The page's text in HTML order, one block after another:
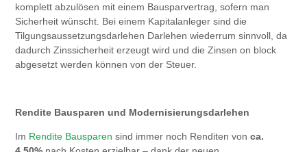
komplett abzulösen mit einem Bausparvertrag, sofern man
Sicherheit wünscht. Bei einem Kapitalanleger sind die
Tilgungsaussetzungsdarlehen Darlehen wiederrum sinnvoll, da
dadurch Zinssicherheit erzeugt wird und die Zinsen on block
abgesetzt werden können von der Steuer.
Rendite Bausparen und Modernisierungsdarlehen
Im Rendite Bausparen sind immer noch Renditen vonca.